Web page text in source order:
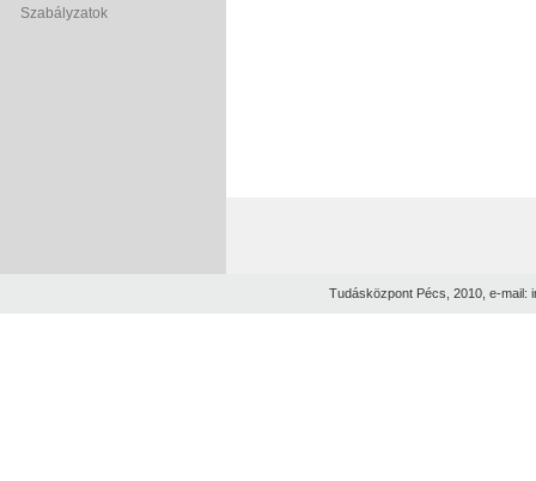
Szabályzatok
Tudásközpont Pécs, 2010, e-mail: